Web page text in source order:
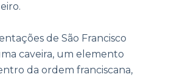
de São Francisco
caveira, um elemento
da ordem franciscana,